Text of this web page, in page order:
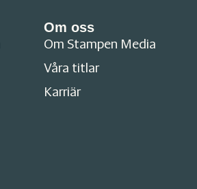
Om oss
Om Stampen Media
Våra titlar
Karriär